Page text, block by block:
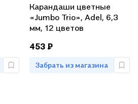
Карандаши цветные
«Jumbo Trio», Adel, 6,3
мм, 12 цветов
453 ₽
Забрать из магазина